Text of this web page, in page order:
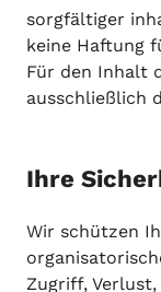
sorgfältiger
keine Haftung
Für den Inhalt
ausschließlich
Ihre
Wir schützen
Zugriff,